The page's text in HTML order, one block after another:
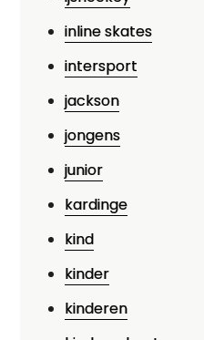
inline skates
intersport
jackson
jongens
junior
kardinge
kind
kinder
kinderen